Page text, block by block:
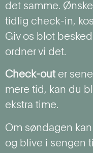
det samme.
tidlig check-in,
Giv os blot
ordner vi det.
Check-outer
mere tid, kan du
ekstra time.
Om søndagen
og blive i sengen